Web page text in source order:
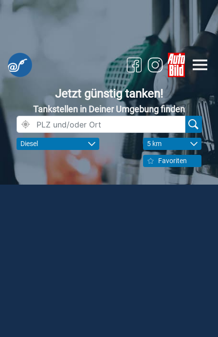
Jetzt günstig tanken!
Tankstellen in Deiner Umgebung finden
Diesel 5 km
Favoriten